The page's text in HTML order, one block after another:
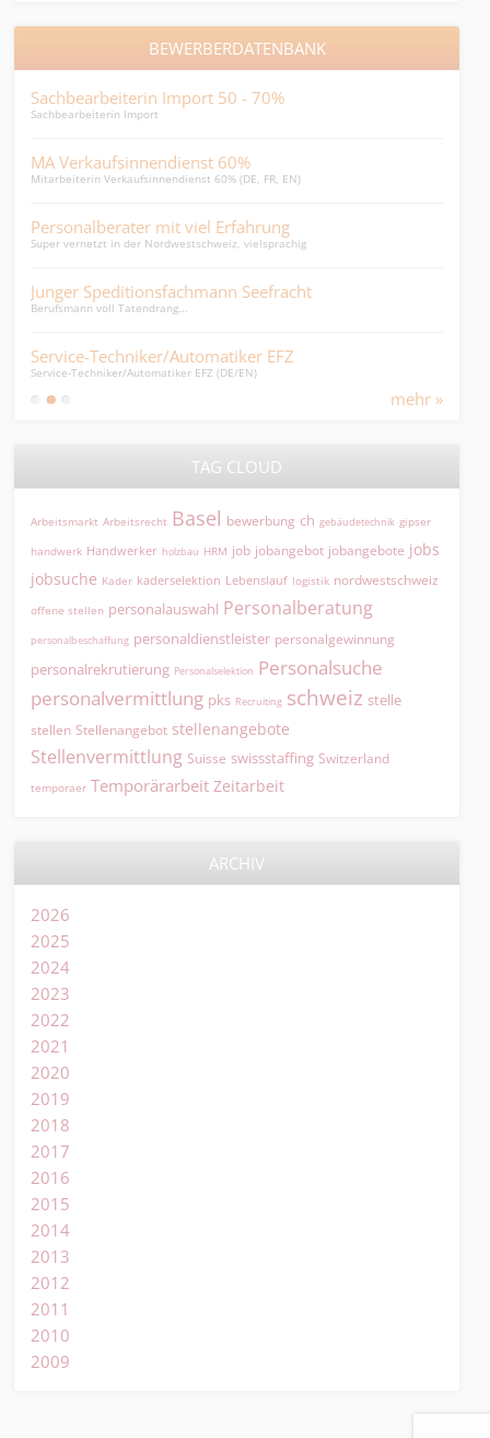
BEWERBERDATENBANK
Sachbearbeiterin Import 50 - 70%
Sachbearbeiterin Import
MA Verkaufsinnendienst 60%
Mitarbeiterin Verkaufsinnendienst 60% (DE, FR, EN)
Personalberater mit viel Erfahrung
Super vernetzt in der Nordwestschweiz, vielsprachig
Junger Speditionsfachmann Seefracht
Berufsmann voll Tatendrang...
Service-Techniker/Automatiker EFZ
Service-Techniker/Automatiker EFZ (DE/EN)
mehr »
TAG CLOUD
Arbeitsmarkt Arbeitsrecht Basel bewerbung ch gebäudetechnik gipser
handwerk Handwerker holzbau HRM job jobangebot jobangebote jobs
jobsuche Kader kaderselektion Lebenslauf logistik nordwestschweiz
offene stellen personalauswahl Personalberatung
personalbeschaffung personaldienstleister personalgewinnung
personalrekrutierung Personalselektion Personalsuche
personalvermittlung pks Recruiting schweiz stelle
stellen Stellenangebot stellenangebote
Stellenvermittlung Suisse swissstaffing Switzerland
temporaer Temporärarbeit Zeitarbeit
ARCHIV
2026
2025
2024
2023
2022
2021
2020
2019
2018
2017
2016
2015
2014
2013
2012
2011
2010
2009